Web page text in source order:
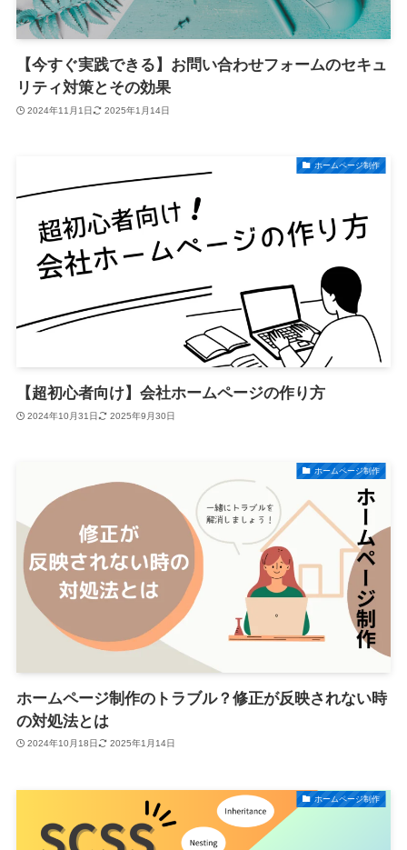
【今すぐ実践できる】お問い合わせフォームのセキュ
リティ対策とその効果
2024年11月1日 2025年1月14日
ホームページ制作
【超初心者向け】会社ホームページの作り方
2024年10月31日 2025年9月30日
ホームページ制作
ホームページ制作のトラブル？修正が反映されない時
の対処法とは
2024年10月18日 2025年1月14日
ホームページ制作